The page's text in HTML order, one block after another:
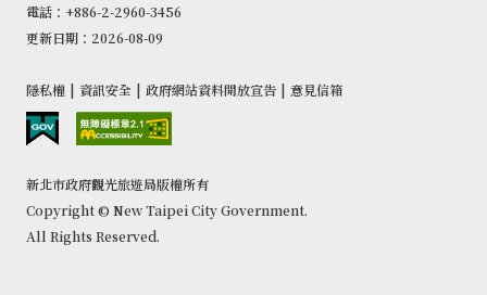
電話：+886-2-2960-3456
更新日期：2026-08-09
隱私權 | 資訊安全 | 政府網站資料開放宣告 | 意見信箱
新北市政府觀光旅遊局版權所有
Copyright © New Taipei City Government.
All Rights Reserved.